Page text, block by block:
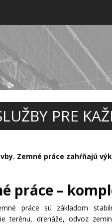
PRE
Zemné práce zahŕňajú
práce –
práce sú základom
terénu, drenáže, odvoz